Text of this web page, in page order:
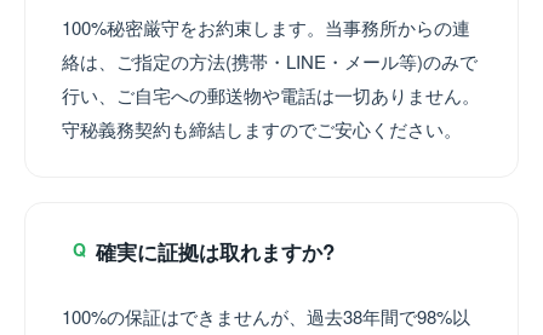
100%秘密厳守をお約束します。当事務所からの連
絡は、ご指定の方法(携帯・LINE・メール等)のみで
行い、ご自宅への郵送物や電話は一切ありません。
守秘義務契約も締結しますのでご安心ください。
Q 確実に証拠は取れますか?
100%の保証はできませんが、過去38年間で98%以